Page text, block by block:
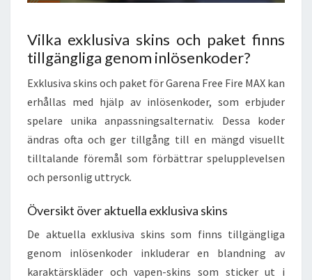
Vilka exklusiva skins och paket finns
tillgängliga genom inlösenkoder?
Exklusiva skins och paket för Garena Free Fire MAX kan
erhållas med hjälp av inlösenkoder, som erbjuder
spelare unika anpassningsalternativ. Dessa koder
ändras ofta och ger tillgång till en mängd visuellt
tilltalande föremål som förbättrar spelupplevelsen
och personlig uttryck.
Översikt över aktuella exklusiva skins
De aktuella exklusiva skins som finns tillgängliga
genom inlösenkoder inkluderar en blandning av
karaktärskläder och vapen-skins som sticker ut i